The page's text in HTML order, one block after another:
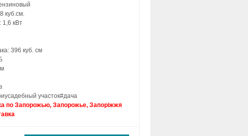
куб.см.
1,6 кВт
396 куб. см
участок#дача
по Запорожью, Запорожье, Запоріжжя